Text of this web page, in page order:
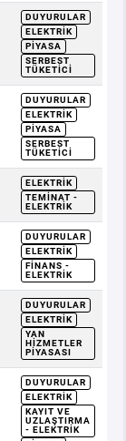
DUYURULAR
ELEKTRIK
PIYASA
SERBEST
TÜKETICI
DUYURULAR
ELEKTRIK
PIYASA
SERBEST
TÜKETICI
ELEKTRIK
TEMINAT -
ELEKTRIK
DUYURULAR
ELEKTRIK
FINANS -
ELEKTRIK
DUYURULAR
ELEKTRIK
YAN
HIZMETLER
PIYASASI
DUYURULAR
ELEKTRIK
KAYIT VE
UZLAŞTIRMA
- ELEKTRIK